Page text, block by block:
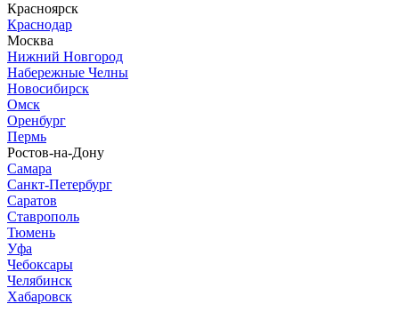
Красноярск
Краснодар
Москва
Нижний Новгород
Набережные Челны
Новосибирск
Омск
Оренбург
Пермь
Ростов-на-Дону
Самара
Санкт-Петербург
Саратов
Ставрополь
Тюмень
Уфа
Чебоксары
Челябинск
Хабаровск